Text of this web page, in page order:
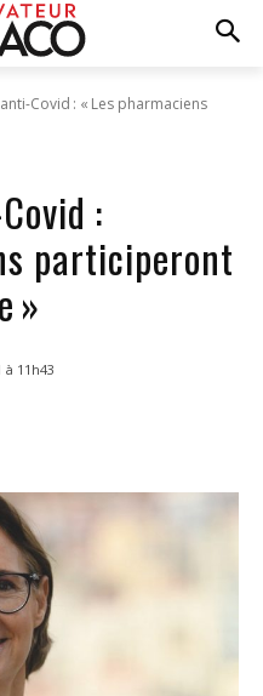
Covid : « Les pharmaciens
:
participeront
»
à 11h43